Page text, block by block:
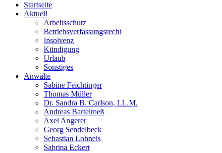
Startseite
Aktuell
Arbeitsschutz
Betriebsverfassungsrecht
Insolvenz
Kündigung
Urlaub
Sonstiges
Anwälte
Sabine Feichtinger
Thomas Müller
Dr. Sandra B. Carlson, LL.M.
Andreas Bartelmeß
Axel Angerer
Georg Sendelbeck
Sebastian Lohneis
Sabrina Eckert